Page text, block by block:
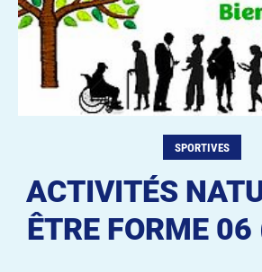
SPORTIVES
ACTIVITÉS
ÊTRE FORME